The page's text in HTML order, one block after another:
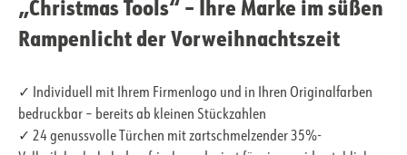
„Christmas Tools“ – Ihre Marke im süßen
Rampenlicht der Vorweihnachtszeit
✓ Individuell mit Ihrem Firmenlogo und in Ihren Originalfarben
bedruckbar – bereits ab kleinen Stückzahlen
✓ 24 genussvolle Türchen mit zartschmelzender 35%-